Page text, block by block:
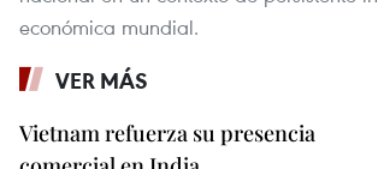
económica mundial.
VER MÁS
Vietnam refuerza su presencia